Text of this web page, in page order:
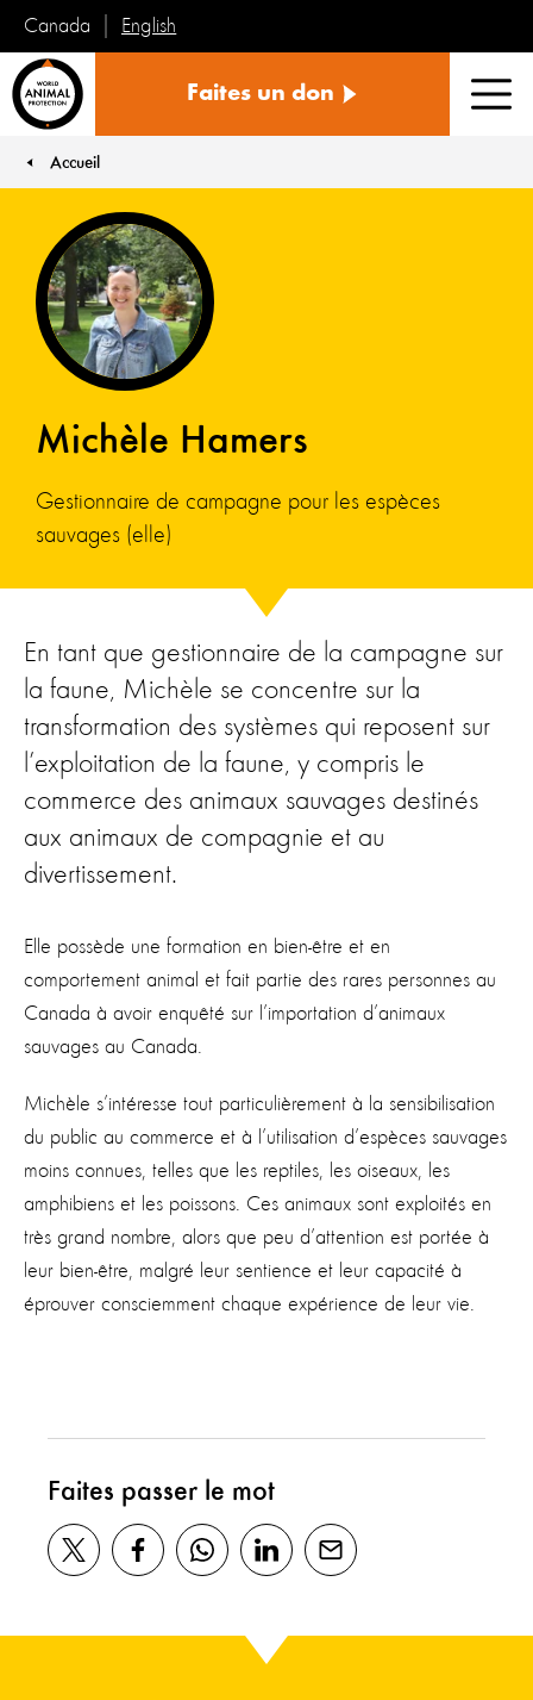
Canada English
mondiale
animaux
Faites un don
Accueil
Michèle Hamers
Gestionnaire de campagne pour les espèces
sauvages (elle)
En tant que gestionnaire de la campagne sur
la faune, Michèle se concentre sur la
transformation des systèmes qui reposent sur
l’exploitation de la faune, y compris le
commerce des animaux sauvages destinés
aux animaux de compagnie et au
divertissement.
Elle possède une formation en bien-être et en
comportement animal et fait partie des rares personnes au
Canada à avoir enquêté sur l’importation d’animaux
sauvages au Canada.
Michèle s’intéresse tout particulièrement à la sensibilisation
du public au commerce et à l’utilisation d’espèces sauvages
moins connues, telles que les reptiles, les oiseaux, les
amphibiens et les poissons. Ces animaux sont exploités en
très grand nombre, alors que peu d’attention est portée à
leur bien-être, malgré leur sentience et leur capacité à
éprouver consciemment chaque expérience de leur vie.
Faites passer le mot